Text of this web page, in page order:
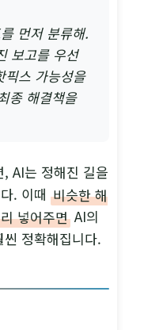
먼저 분류해.
보고를 우선
스 가능성을
종 해결책을
AI는 정해진 길을
. 이때 비슷한 해
넣어주면 AI의
정확해집니다.